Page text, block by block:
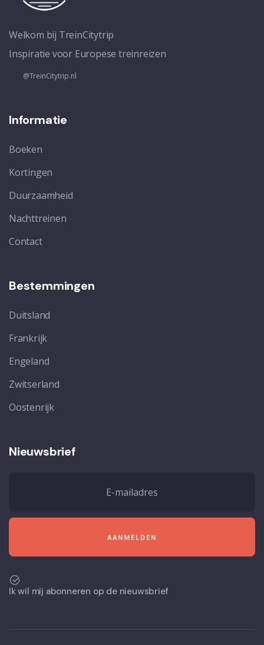
Welkom bij TreinCitytrip
Inspiratie voor Europese treinreizen
@TreinCitytrip.nl
Informatie
Boeken
Kortingen
Duurzaamheid
Nachttreinen
Contact
Bestemmingen
Duitsland
Frankrijk
Engeland
Zwitserland
Oostenrijk
Nieuwsbrief
Ik wil mij abonneren op de nieuwsbrief